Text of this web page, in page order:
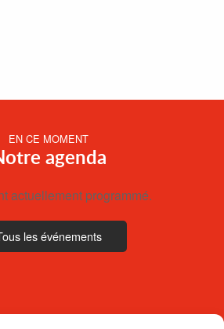
EN CE MOMENT
agenda
actuellement programmé.
les événements